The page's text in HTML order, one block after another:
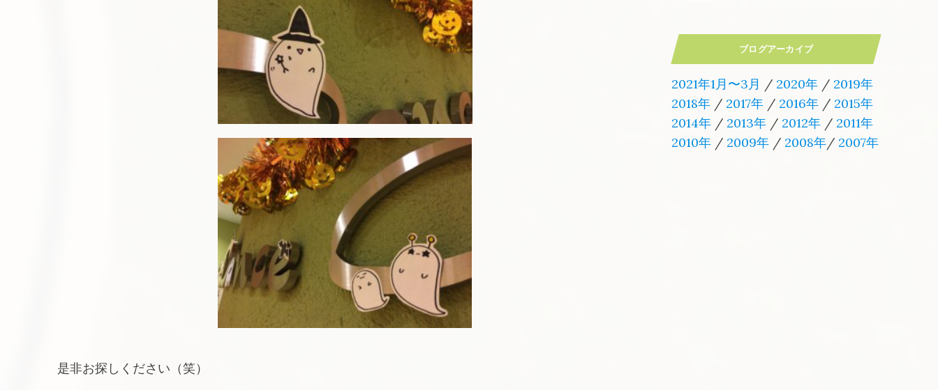
是非お探しください（笑）
ブログアーカイブ
2021年1月〜3月 / 2020年 / 2019年
2018年 / 2017年 / 2016年 / 2015年
2014年 / 2013年 / 2012年 / 2011年
2010年 / 2009年 / 2008年/ 2007年